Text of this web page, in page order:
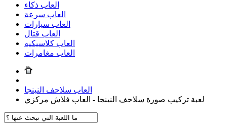
العاب ذكاء
العاب سرعة
العاب سيارات
العاب قتال
العاب كلاسيكيه
العاب مغامرات
العاب سلاحف النينجا
لعبة تركيب صورة سلاحف النينجا - العاب فلاش مركزي